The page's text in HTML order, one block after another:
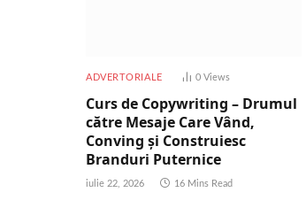
ADVERTORIALE 0 Views
Curs de Copywriting – Drumul
către Mesaje Care Vând,
Conving și Construiesc
Branduri Puternice
iulie 22, 2026 16 Mins Read